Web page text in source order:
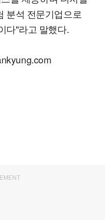
분석 전문기업으로
다"라고 말했다.